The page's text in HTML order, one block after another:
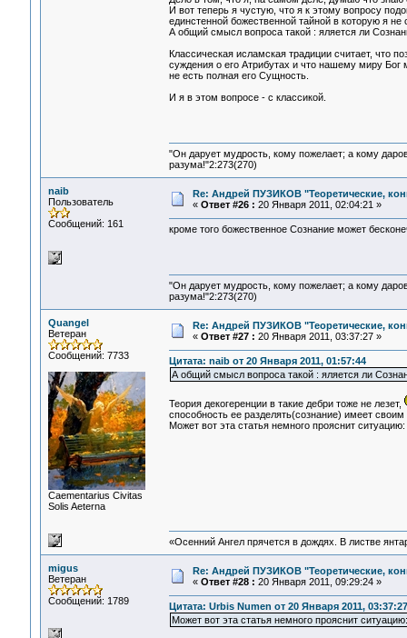
И вот теперь я чустую, что я к этому вопросу
единстенной божественной тайной в которую я не
А общий смысл вопроса такой : яляется ли
Классическая исламская традиции считает, что
суждения о его Атрибутах и что нашему миру Бог
не есть полная его Сущность.
И я в этом вопросе - с классикой.
"Он дарует мудрость, кому пожелает; а кому
разума!"2:273(270)
naib
Пользователь
Сообщений: 161
Re: Андрей ПУЗИКОВ "Теоретические,
« Ответ #26 : 20 Января 2011, 02:04:21 »
кроме того божественное Сознание может
"Он дарует мудрость, кому пожелает; а кому
разума!"2:273(270)
Quangel
Ветеран
Сообщений: 7733
Сaementarius Civitas
Solis Aeterna
Re: Андрей ПУЗИКОВ "Теоретические,
« Ответ #27 : 20 Января 2011, 03:37:27 »
Цитата: naib от 20 Января 2011, 01:57:44
А общий смысл вопроса такой : яляется ли
Теория декогеренции в такие дебри тоже не лезет,
способность ее разделять(сознание) имеет
Может вот эта статья немного прояснит ситуацию:
«Осенний Ангел прячется в дождях. В листве
migus
Ветеран
Сообщений: 1789
Re: Андрей ПУЗИКОВ "Теоретические,
« Ответ #28 : 20 Января 2011, 09:29:24 »
Цитата: Urbis Numen от 20 Января 2011, 03:37:27
Может вот эта статья немного прояснит